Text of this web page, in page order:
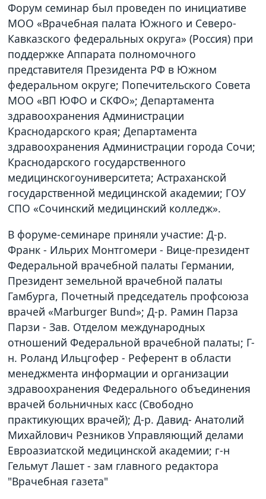
Форум семинар был проведен по инициативе
МОО «Врачебная палата Южного и Северо-
Кавказского федеральных округа» (Россия) при
поддержке Аппарата полномочного
представителя Президента РФ в Южном
федеральном округе; Попечительского Совета
МОО «ВП ЮФО и СКФО»; Департамента
здравоохранения Администрации
Краснодарского края; Департамента
здравоохранения Администрации города Сочи;
Краснодарского государственного
медицинскогоуниверситета; Астраханской
государственной медицинской академии; ГОУ
СПО «Сочинский медицинский колледж».
В форуме-семинаре приняли участие: Д-р.
Франк - Ильрих Монтгомери - Вице-президент
Федеральной врачебной палаты Германии,
Президент земельной врачебной палаты
Гамбурга, Почетный председатель профсоюза
врачей «Marburger Bund»; Д-р. Рамин Парза
Парзи - Зав. Отделом международных
отношений Федеральной врачебной палаты; Г-
н. Роланд Ильцгофер - Референт в области
менеджмента информации и организации
здравоохранения Федерального объединения
врачей больничных касс (Свободно
практикующих врачей); Д-р. Давид- Анатолий
Михайлович Резников Управляющий делами
Евроазиатской медицинской академии; г-н
Гельмут Лашет - зам главного редактора
"Врачебная газета"